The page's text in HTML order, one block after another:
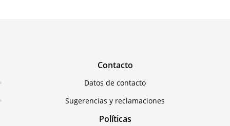
Contacto
Datos de contacto
Sugerencias y reclamaciones
Políticas